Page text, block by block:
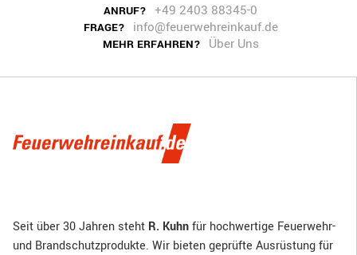
ANRUF? +49 2403 88345-0
FRAGE? info@feuerwehreinkauf.de
MEHR ERFAHREN? Über Uns
Seit über 30 Jahren steht R. Kuhnfür hochwertige Feuerwehr-
und Brandschutzprodukte. Wir bieten geprüfte Ausrüstung für